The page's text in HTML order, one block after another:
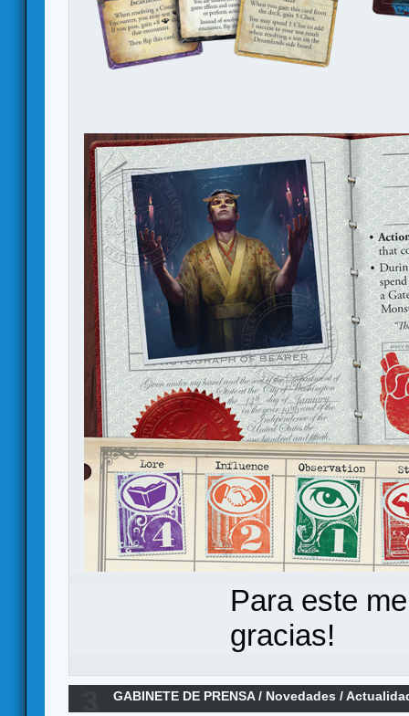
Para este
gracias!
GABINETE DE PRENSA/ Novedades /